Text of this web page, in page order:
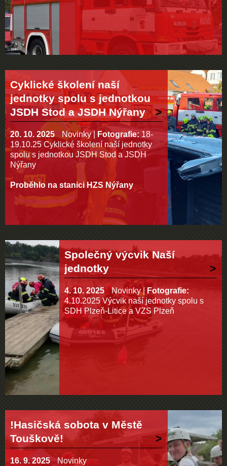
Cyklické školení naší
jednotky spolu s jednotkou
JSDH Stod a JSDH Nýřany
20. 10. 2025 Novinky|Fotografie: 18-
19.10.25 Cyklické školení naší jednotky
spolu s jednotkou JSDH Stod a JSDH
Nýřany
Proběhlo na stanici HZS Nýřany
Společný výcvik Naší
jednotky
4. 10. 2025 Novinky|Fotografie:
4.10.2025 Výcvik naší jednotky spolu s
SDH Plzeň-Litice a VZS Plzeň
!Hasičská sobota v Městě
Touškově!
16. 9. 2025 Novinky